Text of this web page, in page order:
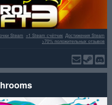
Достижения Steam
+1 Steam счётчик
Steam
>70% положительных отзывов